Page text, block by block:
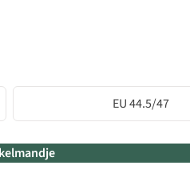
EU 44.5/47